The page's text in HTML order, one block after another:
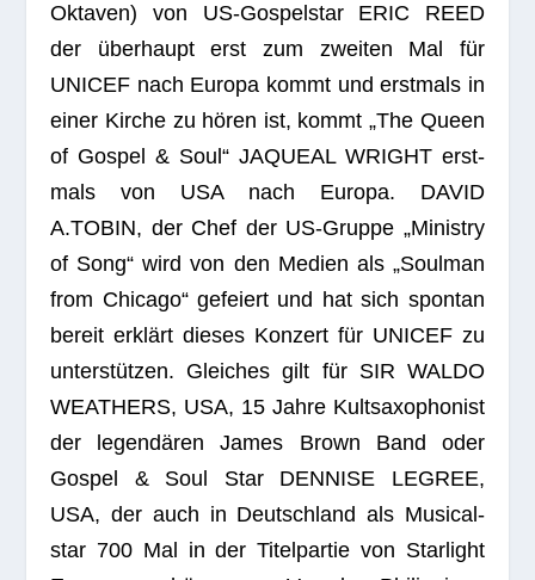
Okta­ven) von US-Gos­pel­star ERIC REED
der über­haupt erst zum zwei­ten Mal für
UNICEF nach Europa kommt und erst­mals in
einer Kir­che zu hören ist, kommt „The Queen
of Gos­pel & Soul“ JAQUEAL WRIGHT erst­
mals von USA nach Europa. DAVID
A.TOBIN, der Chef der US-Gruppe „Minis­try
of Song“ wird von den Medien als „Soul­man
from Chi­cago“ gefei­ert und hat sich spon­tan
bereit erklärt die­ses Kon­zert für UNICEF zu
unter­stüt­zen. Glei­ches gilt für SIR WALDO
WEATHERS, USA, 15 Jahre Kult­sa­xo­pho­nist
der legen­dä­ren James Brown Band oder
Gos­pel & Soul Star DENNISE LEGREE,
USA, der auch in Deutsch­land als Musi­cal­
star 700 Mal in der Titel­par­tie von Star­light